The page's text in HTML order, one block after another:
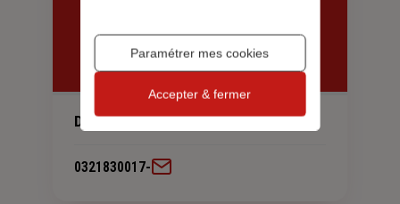
Deschamps Sophie
0321830017-
Paramétrer mes cookies
Accepter & fermer